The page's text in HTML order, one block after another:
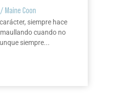
/Maine Coon
siempre hace
cuando no
siempre...